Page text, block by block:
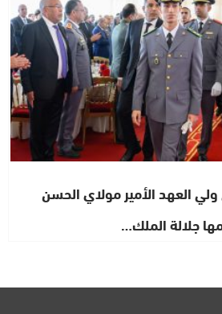
العهد الأمير مولاي الحسن
جلالة الملك…